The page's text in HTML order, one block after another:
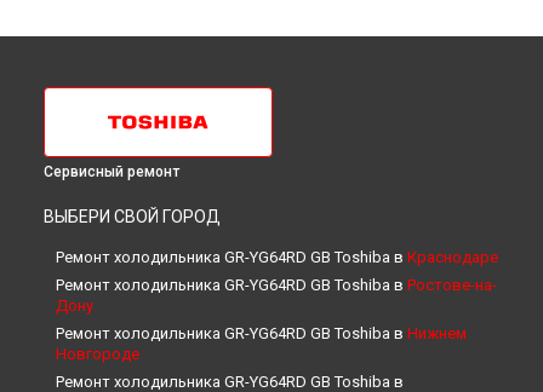
Сервисный ремонт
ВЫБЕРИ СВОЙ ГОРОД
Ремонт холодильника GR-YG64RD GB Toshiba в Краснодаре
Ремонт холодильника GR-YG64RD GB Toshiba в Ростове-на-
Дону
Ремонт холодильника GR-YG64RD GB Toshiba в Нижнем
Новгороде
Ремонт холодильника GR-YG64RD GB Toshiba в